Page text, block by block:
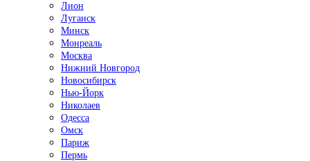
Лион
Луганск
Минск
Монреаль
Москва
Нижний Новгород
Новосибирск
Нью-Йорк
Николаев
Одесса
Омск
Париж
Пермь